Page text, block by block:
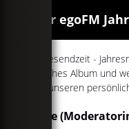
Der egoFM
Jahresendzeit -
welches Album und
auf unseren
Elise